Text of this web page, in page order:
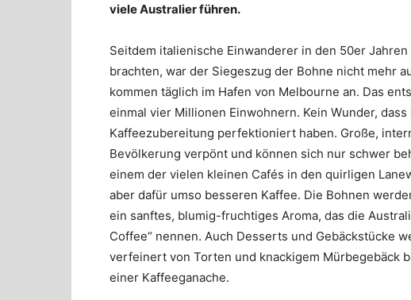
viele Australier führen.
Seitdem italienische Einwanderer in den 50er
brachten, war der Siegeszug der Bohne nicht mehr
kommen täglich im Hafen von Melbourne an. Das
einmal vier Millionen Einwohnern. Kein Wunder,
Kaffeezubereitung perfektioniert haben. Große,
Bevölkerung verpönt und können sich nur schwer
einem der vielen kleinen Cafés in den quirligen
aber dafür umso besseren Kaffee. Die Bohnen
ein sanftes, blumig-fruchtiges Aroma, das die
Coffee“ nennen. Auch Desserts und Gebäckstücke
verfeinert von Torten und knackigem Mürbegebäck
einer Kaffeeganache.